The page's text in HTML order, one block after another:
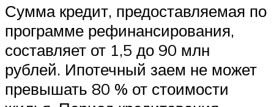
Сумма кредит, предоставляемая по
программе рефинансирования,
составляет от 1,5 до 90 млн
рублей. Ипотечный заем не может
превышать 80 % от стоимости